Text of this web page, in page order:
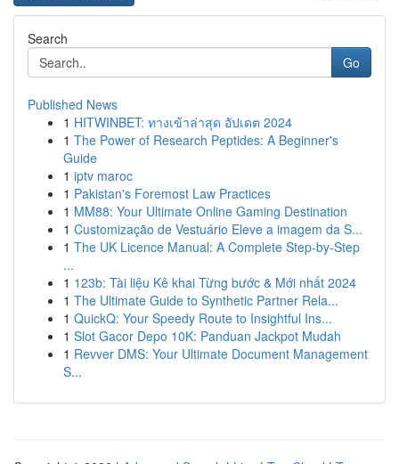
Search
Go
Published News
1 HITWINBET: ทางเข้าล่าสุด อัปเดต 2024
1 The Power of Research Peptides: A Beginner's
Guide
1 iptv maroc
1 Pakistan's Foremost Law Practices
1 MM88: Your Ultimate Online Gaming Destination
1 Customização de Vestuário Eleve a imagem da S...
1 The UK Licence Manual: A Complete Step-by-Step
...
1 123b: Tài liệu Kê khai Từng bước & Mới nhất 2024
1 The Ultimate Guide to Synthetic Partner Rela...
1 QuickQ: Your Speedy Route to Insightful Ins...
1 Slot Gacor Depo 10K: Panduan Jackpot Mudah
1 Revver DMS: Your Ultimate Document Management
S...